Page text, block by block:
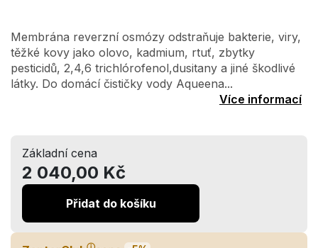
Membrána reverzní osmózy odstraňuje bakterie, viry,
těžké kovy jako olovo, kadmium, rtuť, zbytky
pesticidů, 2,4,6 trichlórofenol,dusitany a jiné škodlivé
látky. Do domácí čističky vody Aqueena...
Více informací
Základní cena
2 040,00 Kč
Přidat do košíku